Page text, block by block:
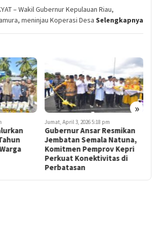
– Wakil Gubernur Kepulauan Riau,
meninjau Koperasi Desa Selengkapnya
»
Jumat, April 3, 2026 5:18 pm
Gubernur Ansar Resmikan
Jembatan Semala Natuna,
Komitmen Pemprov Kepri
Perkuat Konektivitas di
Perbatasan